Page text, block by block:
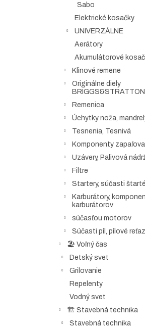
Sabo
Elektrické kosačky
UNIVERZÁLNE
Aerátory
Akumulátorové
Klinové remene
Originálne diely
BRIGGS&STRATTON
Remenica
Úchytky noža,
Tesnenia, Tesnivá
Komponenty
Uzávery, Palivová
Filtre
Startery, súčasti
Karburátory,
karburátorov
súčasťou motorov
Súčasti píl, pílové
🏖️ Voľný čas
Detský svet
Grilovanie
Repelenty
Vodný svet
🏗️ Stavebná technika
Stavebná technika